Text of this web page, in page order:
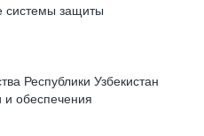
системы защиты
Республики Узбекистан
обеспечения